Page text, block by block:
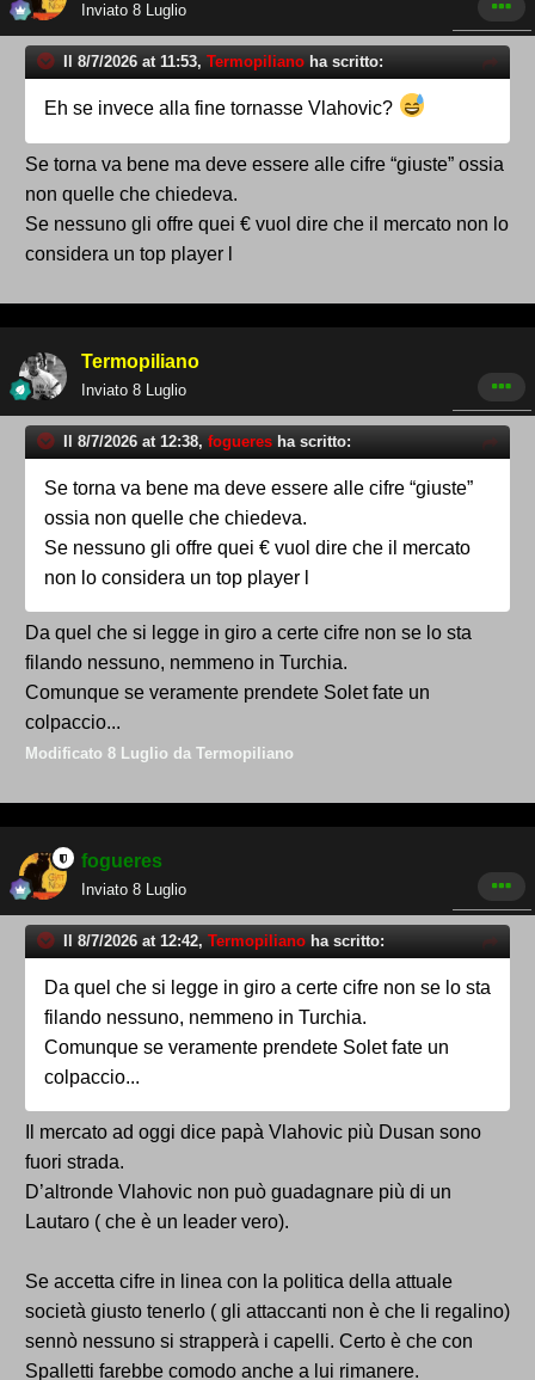
Inviato 8 Luglio
Il 8/7/2026 at 11:53, Termopiliano ha scritto:
Eh se invece alla fine tornasse Vlahovic?
Se torna va bene ma deve essere alle cifre “giuste” ossia
non quelle che chiedeva.
Se nessuno gli offre quei € vuol dire che il mercato non lo
considera un top player l
Termopiliano
Inviato 8 Luglio
Il 8/7/2026 at 12:38, fogueres ha scritto:
Se torna va bene ma deve essere alle cifre “giuste”
ossia non quelle che chiedeva.
Se nessuno gli offre quei € vuol dire che il mercato
non lo considera un top player l
Da quel che si legge in giro a certe cifre non se lo sta
filando nessuno, nemmeno in Turchia.
Comunque se veramente prendete Solet fate un
colpaccio...
Modificato 8 Luglio da Termopiliano
fogueres
Inviato 8 Luglio
Il 8/7/2026 at 12:42, Termopiliano ha scritto:
Da quel che si legge in giro a certe cifre non se lo sta
filando nessuno, nemmeno in Turchia.
Comunque se veramente prendete Solet fate un
colpaccio...
Il mercato ad oggi dice papà Vlahovic più Dusan sono
fuori strada.
D’altronde Vlahovic non può guadagnare più di un
Lautaro ( che è un leader vero).
Se accetta cifre in linea con la politica della attuale
società giusto tenerlo ( gli attaccanti non è che li regalino)
sennò nessuno si strapperà i capelli. Certo è che con
Spalletti farebbe comodo anche a lui rimanere.